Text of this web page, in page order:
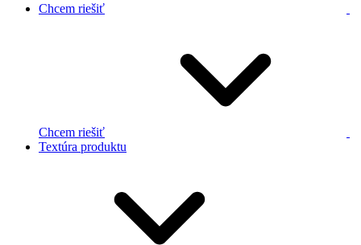
Chcem riešiť
Chcem riešiť
Textúra produktu